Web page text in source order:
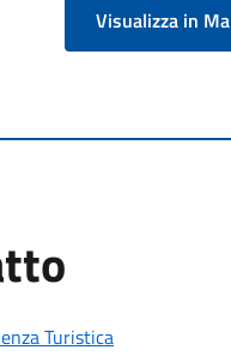
Visualizza in
Turistica